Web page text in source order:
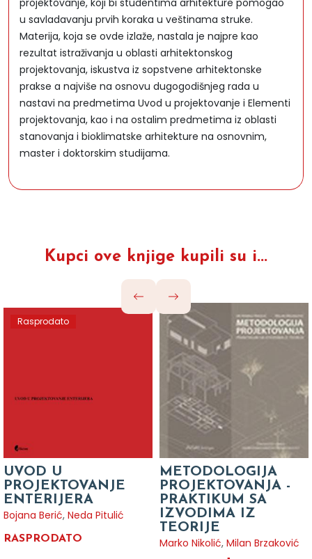
projektovanje, koji bi studentima arhitekture pomogao
u savladavanju prvih koraka u veštinama struke.
Materija, koja se ovde izlaže, nastala je najpre kao
rezultat istraživanja u oblasti arhitektonskog
projektovanja, iskustva iz sopstvene arhitektonske
prakse a najviše na osnovu dugogodišnjeg rada u
nastavi na predmetima Uvod u projektovanje i Elementi
projektovanja, kao i na ostalim predmetima iz oblasti
stanovanja i bioklimatske arhitekture na osnovnim,
master i doktorskim studijama.
Kupci ove knjige kupili su i...
Rasprodato
UVOD U
PROJEKTOVANJE
ENTERIJERA
Bojana Berić, Neda Pitulić
RASPRODATO
METODOLOGIJA
PROJEKTOVANJA -
PRAKTIKUM SA
IZVODIMA IZ
TEORIJE
Marko Nikolić, Milan Brzaković